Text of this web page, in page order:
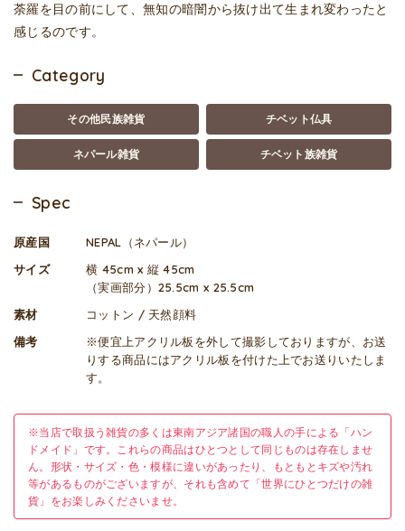
荼羅を目の前にして、無知の暗闇から抜け出て生まれ変わったと
感じるのです。
Category
その他民族雑貨 チベット仏具
ネパール雑貨 チベット族雑貨
Spec
原産国
NEPAL（ネパール）
サイズ
横 45cm x 縦 45cm
（実画部分）25.5cm x 25.5cm
素材
コットン / 天然顔料
備考
※便宜上アクリル板を外して撮影しておりますが、お送
りする商品にはアクリル板を付けた上でお送りいたしま
す。
※当店で取扱う雑貨の多くは東南アジア諸国の職人の手による「ハン
ドメイド」です。これらの商品はひとつとして同じものは存在しませ
ん。形状・サイズ・色・模様に違いがあったり、もともとキズや汚れ
等があるものがございますが、それも含めて「世界にひとつだけの雑
貨」をお楽しみくださいませ。